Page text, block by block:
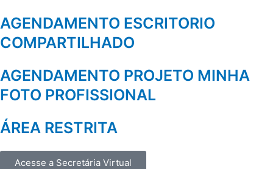
AGENDAMENTO ESCRITORIO
COMPARTILHADO
AGENDAMENTO PROJETO MINHA
FOTO PROFISSIONAL
ÁREA RESTRITA
Acesse a Secretária Virtual